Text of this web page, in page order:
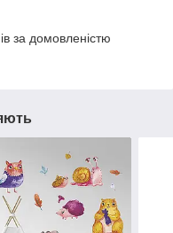
за домовленістю